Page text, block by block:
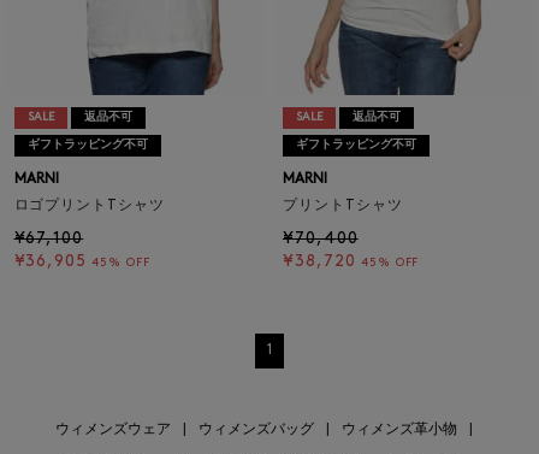
SALE 返品不可
ギフトラッピング不可
MARNI
ロゴプリントTシャツ
¥67,100
¥36,905 45% OFF
SALE 返品不可
ギフトラッピング不可
MARNI
プリントTシャツ
¥70,400
¥38,720 45% OFF
1
ウィメンズウェア ウィメンズバッグ ウィメンズ革小物